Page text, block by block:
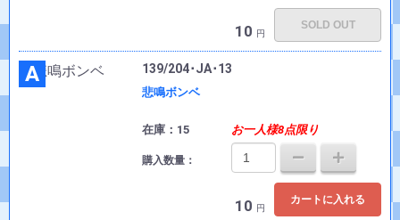
10 円
SOLD OUT
A 139/204･JA･13
悲鳴ボンベ
在庫：15 お一人様8点限り
購入数量：
10 円
カートに入れる